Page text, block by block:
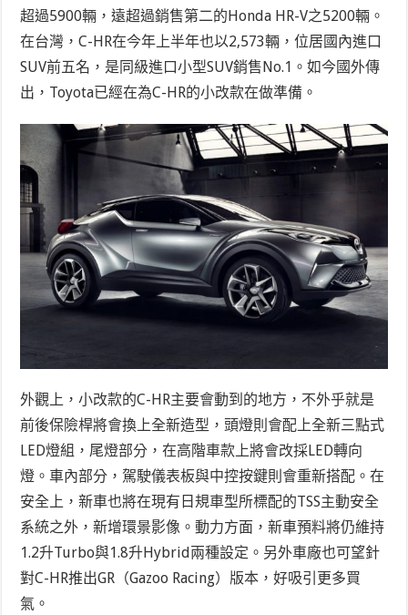
超過5900輛，遠超過銷售第二的Honda HR-V之5200輛。
在台灣，C-HR在今年上半年也以2,573輛，位居國內進口
SUV前五名，是同級進口小型SUV銷售No.1。如今國外傳
出，Toyota已經在為C-HR的小改款在做準備。
外觀上，小改款的C-HR主要會動到的地方，不外乎就是
前後保險桿將會換上全新造型，頭燈則會配上全新三點式
LED燈組，尾燈部分，在高階車款上將會改採LED轉向
燈。車內部分，駕駛儀表板與中控按鍵則會重新搭配。在
安全上，新車也將在現有日規車型所標配的TSS主動安全
系統之外，新增環景影像。動力方面，新車預料將仍維持
1.2升Turbo與1.8升Hybrid兩種設定。另外車廠也可望針
對C-HR推出GR（Gazoo Racing）版本，好吸引更多買
氣。